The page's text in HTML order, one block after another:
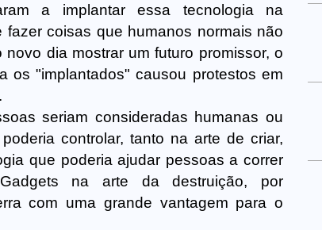
a implantar essa tecnologia na
coisas que humanos normais não
dia mostrar um futuro promissor, o
os "implantados" causou protestos em
seriam consideradas humanas ou
controlar, tanto na arte de criar,
que poderia ajudar pessoas a correr
na arte da destruição, por
com uma grande vantagem para o